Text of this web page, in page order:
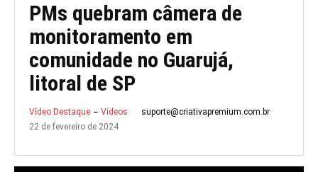
PMs quebram câmera de
monitoramento em
comunidade no Guarujá,
litoral de SP
Vídeo Destaque Vídeos
suporte@criativapremium.com.br
22 de fevereiro de 2024